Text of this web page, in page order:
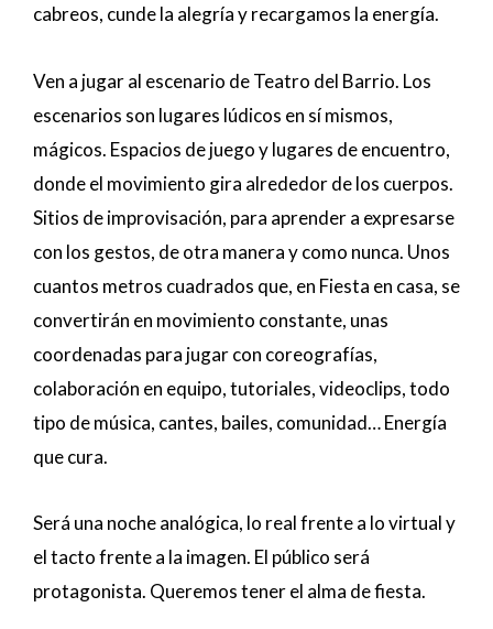
cabreos, cunde la alegría y recargamos la energía.
Ven a jugar al escenario de Teatro del Barrio. Los
escenarios son lugares lúdicos en sí mismos,
mágicos. Espacios de juego y lugares de encuentro,
donde el movimiento gira alrededor de los cuerpos.
Sitios de improvisación, para aprender a expresarse
con los gestos, de otra manera y como nunca. Unos
cuantos metros cuadrados que, en Fiesta en casa, se
convertirán en movimiento constante, unas
coordenadas para jugar con coreografías,
colaboración en equipo, tutoriales, videoclips, todo
tipo de música, cantes, bailes, comunidad… Energía
que cura.
Será una noche analógica, lo real frente a lo virtual y
el tacto frente a la imagen. El público será
protagonista. Queremos tener el alma de fiesta.